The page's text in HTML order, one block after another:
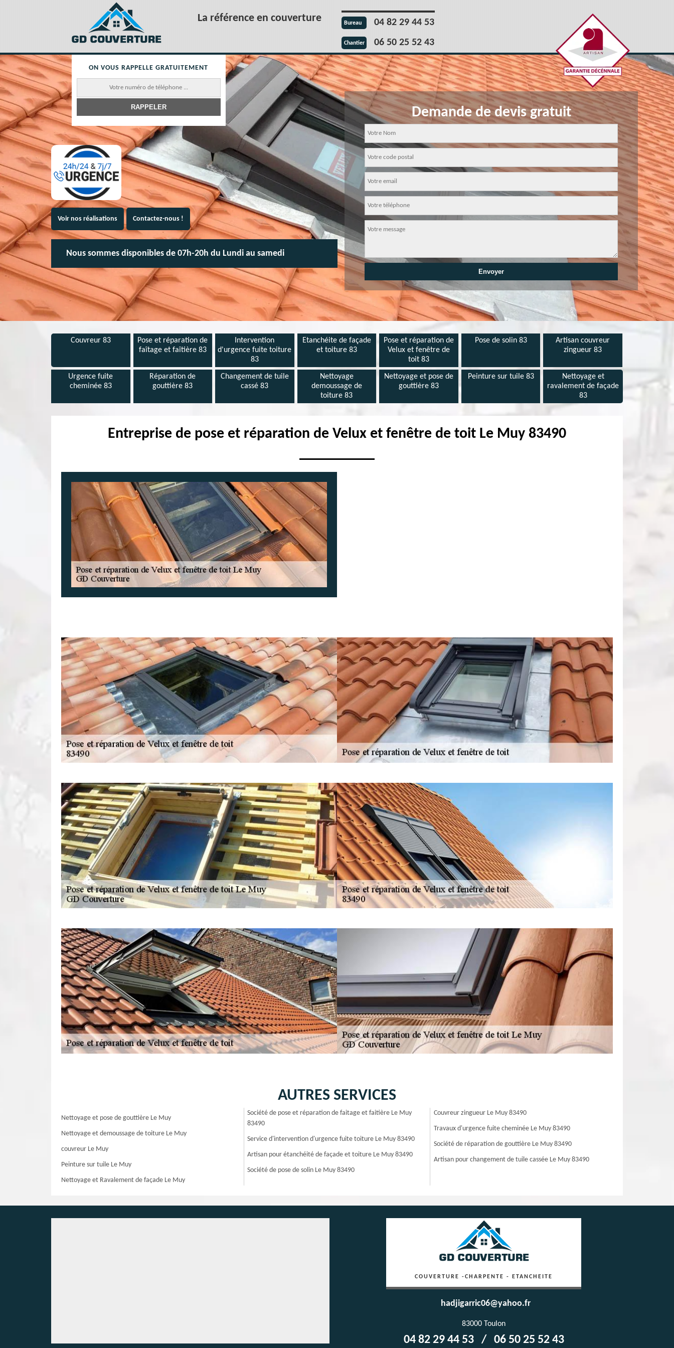
La référence en couverture Bureau 04 82 29 44 53
Chantier 06 50 25 52 43
Voir nos réalisations Contactez-nous !
Nous sommes disponibles de 07h-20h du Lundi au samedi
Demande de devis gratuit
ON VOUS RAPPELLE GRATUITEMENT
Couvreur 83
Pose et réparation de
faîtage et faîtière 83
Intervention
d'urgence fuite toiture
83
Etanchéite de façade
et toiture 83
Pose et réparation de
Velux et fenêtre de
toit 83
Pose de solin 83
Artisan couvreur
zingueur 83
Urgence fuite
cheminée 83
Réparation de
gouttière 83
Changement de tuile
cassé 83
Nettoyage
demoussage de
toiture 83
Nettoyage et pose de
gouttière 83
Peinture sur tuile 83
Nettoyage et
ravalement de façade
83
Entreprise de pose et réparation de Velux et fenêtre de toit Le Muy 83490
AUTRES SERVICES
Nettoyage et pose de gouttière Le Muy
Nettoyage et demoussage de toiture Le Muy
couvreur Le Muy
Peinture sur tuile Le Muy
Nettoyage et Ravalement de façade Le Muy
Société de pose et réparation de faitage et faitière Le Muy
83490
Service d'intervention d'urgence fuite toiture Le Muy 83490
Artisan pour étanchéité de façade et toiture Le Muy 83490
Société de pose de solin Le Muy 83490
Couvreur zingueur Le Muy 83490
Travaux d'urgence fuite cheminée Le Muy 83490
Société de réparation de gouttière Le Muy 83490
Artisan pour changement de tuile cassée Le Muy 83490
COUVERTURE -CHARPENTE - ETANCHEITE
hadjigarric06@yahoo.fr
83000 Toulon
04 82 29 44 53 / 06 50 25 52 43